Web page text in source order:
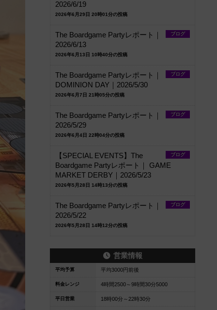
2026/6/19
2026年6月29日 20時01分の投稿
ブログ
The Boardgame Partyレポート｜
2026/6/13
2026年6月13日 10時40分の投稿
ブログ
The Boardgame Partyレポート｜
DOMINION DAY｜2026/5/30
2026年6月7日 21時05分の投稿
ブログ
The Boardgame Partyレポート｜
2026/5/29
2026年6月4日 22時04分の投稿
ブログ
【SPECIAL EVENTS】The
Boardgame Partyレポート｜ GAME
MARKET DERBY｜2026/5/23
2026年5月28日 14時13分の投稿
ブログ
The Boardgame Partyレポート｜
2026/5/22
2026年5月28日 14時12分の投稿
営業情報
平均予算 平均3000円前後
料金レンジ 4時間2500～9時間30分5000
平日営業 18時00分～22時30分